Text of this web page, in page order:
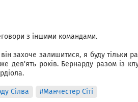
з іншими командами.
захоче залишитися, я буду тільки
дев'ять років. Бернарду разом із
Сілва #Манчестер Сіті